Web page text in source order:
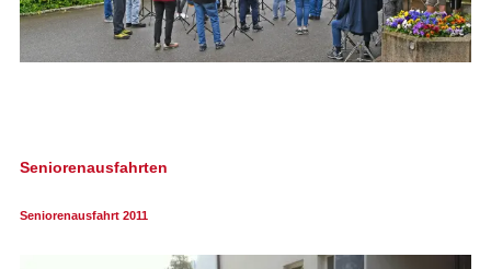
Seniorenausfahrten
Seniorenausfahrt 2011